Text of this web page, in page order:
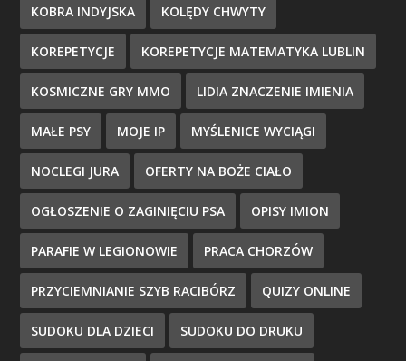
KOBRA INDYJSKA KOLĘDY CHWYTY
KOREPETYCJE KOREPETYCJE MATEMATYKA LUBLIN
KOSMICZNE GRY MMO LIDIA ZNACZENIE IMIENIA
MAŁE PSY MOJE IP MYŚLENICE WYCIĄGI
NOCLEGI JURA OFERTY NA BOŻE CIAŁO
OGŁOSZENIE O ZAGINIĘCIU PSA OPISY IMION
PARAFIE W LEGIONOWIE PRACA CHORZÓW
PRZYCIEMNIANIE SZYB RACIBÓRZ QUIZY ONLINE
SUDOKU DLA DZIECI SUDOKU DO DRUKU